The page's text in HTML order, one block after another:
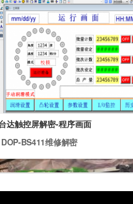
达触控屏解密-程序画面
DOP-BS411维修解密